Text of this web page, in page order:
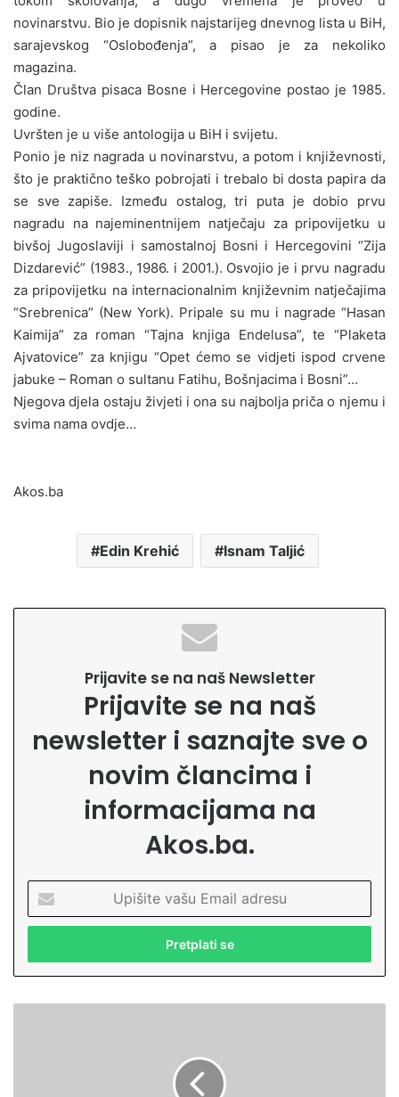
novinarstvu. Bio je dopisnik najstarijeg dnevnog lista u BiH,
sarajevskog “Oslobođenja”, a pisao je za nekoliko
magazina.
Član Društva pisaca Bosne i Hercegovine postao je 1985.
godine.
Uvršten je u više antologija u BiH i svijetu.
Ponio je niz nagrada u novinarstvu, a potom i književnosti,
što je praktično teško pobrojati i trebalo bi dosta papira da
se sve zapiše. Između ostalog, tri puta je dobio prvu
nagradu na najeminentnijem natječaju za pripovijetku u
bivšoj Jugoslaviji i samostalnoj Bosni i Hercegovini “Zija
Dizdarević” (1983., 1986. i 2001.). Osvojio je i prvu nagradu
za pripovijetku na internacionalnim književnim natječajima
“Srebrenica” (New York). Pripale su mu i nagrade “Hasan
Kaimija” za roman “Tajna knjiga Endelusa”, te “Plaketa
Ajvatovice” za knjigu “Opet ćemo se vidjeti ispod crvene
jabuke – Roman o sultanu Fatihu, Bošnjacima i Bosni”…
Njegova djela ostaju živjeti i ona su najbolja priča o njemu i
svima nama ovdje…
Akos.ba
Edin Krehić Isnam Taljić
Prijavite se na naš Newsletter
Prijavite se na naš
newsletter i saznajte sve o
novim člancima i
informacijama na
Akos.ba.
i
i
e